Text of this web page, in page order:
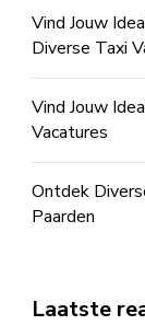
Vind Jouw
Diverse Taxi
Vind Jouw
Vacatures
Ontdek
Paarden
Laatste